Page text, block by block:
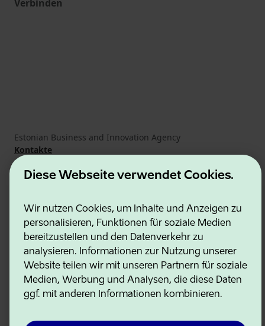
Diese Webseite verwendet Cookies.
Wir nutzen Cookies, um Inhalte und Anzeigen zu
personalisieren, Funktionen für soziale Medien
bereitzustellen und den Datenverkehr zu
analysieren. Informationen zur Nutzung unserer
Website teilen wir mit unseren Partnern für soziale
Medien, Werbung und Analysen, die diese Daten
ggf. mit anderen Informationen kombinieren.
Verbinden
Estonian Business and Innovation Agency
Kontakte
Kooperationspartner
Nutzungsbedingungen